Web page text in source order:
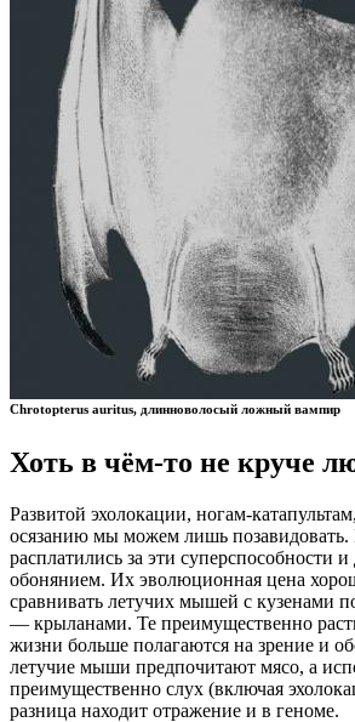
Chrotopterus auritus, длинноволосый ложный вампир
Хоть в чём-то не круче
Развитой эхолокации, ногам-
осязанию мы можем лишь
расплатились за эти суперспособности
обонянием. Их эволюционная цена
сравнивать летучих мышей с кузенами
— крыланами. Те преимущественно
жизни больше полагаются на зрение и
летучие мыши предпочитают мясо, а
преимущественно слух (включая
разница находит отражение и в геноме.